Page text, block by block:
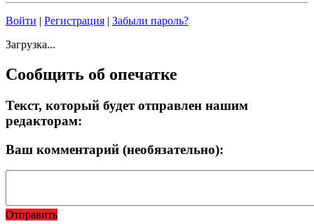
Войти | Регистрация | Забыли пароль?
Загрузка...
Сообщить об опечатке
Текст, который будет отправлен нашим
редакторам:
Ваш комментарий (необязательно):
Отправить